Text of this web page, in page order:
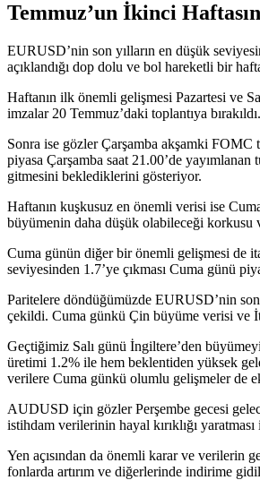
Temmuz’un İkinci
EURUSD’nin son yılların en düşük
açıklandığı dop dolu ve bol hareketli bir
Haftanın ilk önemli gelişmesi Pazartesi ve
imzalar 20 Temmuz’daki toplantıya bırakıldı.
Sonra ise gözler Çarşamba akşamki FOMC
piyasa Çarşamba saat 21.00’de
gitmesini beklediklerini gösteriyor.
Haftanın kuşkusuz en önemli verisi ise
büyümenin daha düşük olabileceği korkusu
Cuma günün diğer bir önemli gelişmesi de
seviyesinden 1.7’ye çıkması Cuma günü
Paritelere döndüğümüzde EURUSD’nin
çekildi. Cuma günkü Çin büyüme verisi ve
Geçtiğimiz Salı günü İngiltere’den
üretimi 1.2% ile hem beklentiden yüksek
verilere Cuma günkü olumlu gelişmeler de
AUDUSD için gözler Perşembe gecesi
istihdam verilerinin hayal kırıklığı
Yen açısından da önemli karar ve verilerin
fonlarda artırım ve diğerlerinde indirime